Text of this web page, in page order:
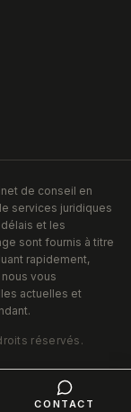
de conseil en
services juridiques
et les
sont fournis à titre
rapidement,
vous
actuelles et
réservés.
CONTACT